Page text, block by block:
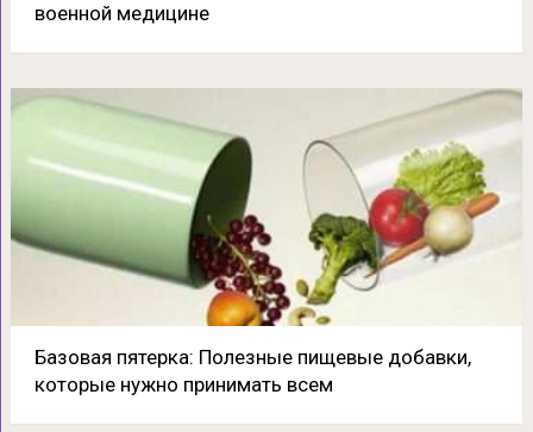
военной медицине
Базовая пятерка: Полезные пищевые добавки,
которые нужно принимать всем